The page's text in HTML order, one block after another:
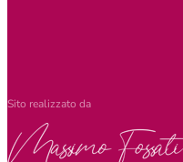
Sito realizzato da